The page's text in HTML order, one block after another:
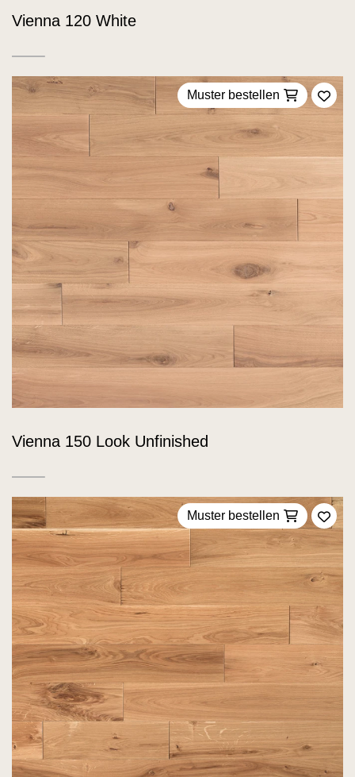
Vienna 120 White
Muster bestellen
Zu
Vienna 150 Look Unfinished
Muster bestellen
Zu